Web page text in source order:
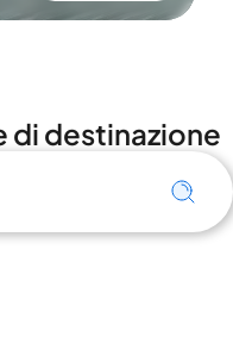
di destinazione